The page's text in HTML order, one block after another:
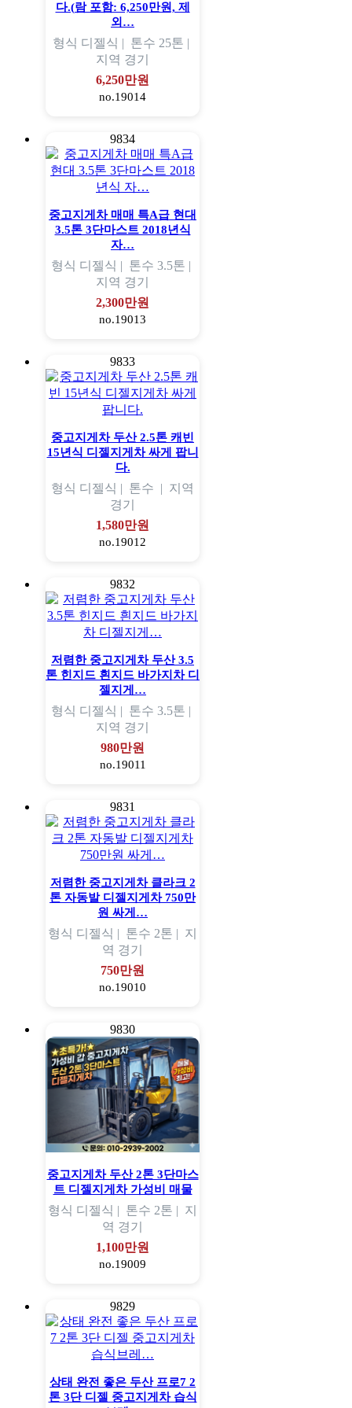
다.(람 포함: 6,250만원, 제
외…
형식 디젤식 | 톤수 25톤 |
지역 경기
6,250만원
no.19014
9834
중고지게차 매매 특A급 현대
3.5톤 3단마스트 2018년식
자…
형식 디젤식 | 톤수 3.5톤 |
지역 경기
2,300만원
no.19013
9833
중고지게차 두산 2.5톤 캐빈
15년식 디젤지게차 싸게 팝니
다.
형식 디젤식 | 톤수 | 지역
경기
1,580만원
no.19012
9832
저렴한 중고지게차 두산 3.5
톤 힌지드 흰지드 바가지차 디
젤지게…
형식 디젤식 | 톤수 3.5톤 |
지역 경기
980만원
no.19011
9831
저렴한 중고지게차 클라크 2
톤 자동발 디젤지게차 750만
원 싸게…
형식 디젤식 | 톤수 2톤 | 지
역 경기
750만원
no.19010
9830
중고지게차 두산 2톤 3단마스
트 디젤지게차 가성비 매물
형식 디젤식 | 톤수 2톤 | 지
역 경기
1,100만원
no.19009
9829
상태 완전 좋은 두산 프로7 2
톤 3단 디젤 중고지게차 습식